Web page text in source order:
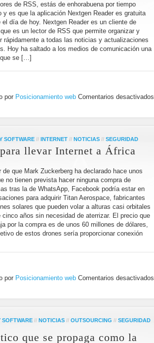
de RSS, estás de enhorabuena por tiempo
y es que la aplicación Nextgen Reader es gratuita
el día de hoy. Nextgen Reader es un cliente de
es un lector de RSS que permite organizar y
rápidamente a todas las noticias y actualizaciones
Hoy ha saltado a los medios de comunicación una
se […]
por Posicionamiento web Comentarios desactivados
SOFTWARE // INTERNET // NOTICIAS // SEGURIDAD
llevar Internet a África
de que Mark Zuckerberg ha declarado hace unos
no tienen prevista hacer ninguna compra de
tras la de WhatsApp, Facebook podría estar en
para adquirir Titan Aerospace, fabricantes
solares que pueden volar a alturas casi orbitales
cinco años sin necesidad de aterrizar. El precio que
por la compra es de unos 60 millones de dólares,
de estos drones sería proporcionar conexión
por Posicionamiento web Comentarios desactivados
SOFTWARE // NOTICIAS // OUTSOURCING // SEGURIDAD
que se propaga como la